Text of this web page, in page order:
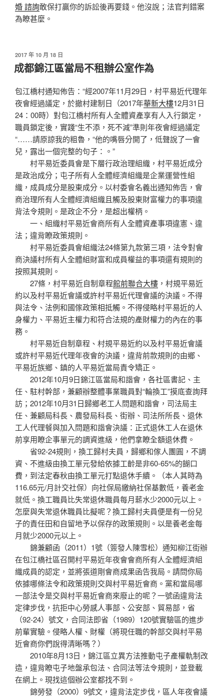
婚 諮詢敢保打贏你的訴訟後再要錢。他沒說；法官判錯案
為瞭甚麼。
發
佈
於
2017 年 10 月 18 日
成都錦江區當局不租辦公室作為
包江橋村通知佈告：“經2007年11月29日，村平易近代理年
夜會經過議定，於撤村建制日（2017年華新大樓12月31日
24：00時）對包江橋村所有人全體資產享有人入行鎖定，
職員鎖定後，實踐“生不添，死不減”準則年夜會經過議定
“……請原諒我的粗魯，“他的嘴唇分開了，低聲說了一會
兒，露出一個完整的句子：。”
村平易近委員會是下層行政治理組織，村平易近成分
是政治成分；屯子所有人全體經濟組織是企業運營性組
織，成員成分是股東成分。以村委會名義出通知佈告，會
商治理所有人全體經濟組織且觸及股東財富權力的事項違
背法令規則。是政企不分，是超出權柄。
一、組織村平易近會商所有人全體資產事項違憲、違
法；違背瞭政策規則。
村平易近委員會組織法24條第九款第三項，法令對會
商決議村所有人全體組財富和成員權益的事項還有規則的
按照其規則。
27條，村平易近自制章程館前聯合大樓 ，村規平易近
約以及村平易近會議或許村平易近代理會議的決議。不得
與法令、法例和國傢政策相抵觸。不得侵略村平易近的人
身權力、平易近主權力和符合法規的產財權力的內在的事
務。
村平易近自制章程、村規平易近約以及村平易近會議
或許村平易近代理年夜會的決議，違背前款規則的由鄉、
平易近族鄉、鎮的人平易近當局責令矯正。
2012年10月9日錦江區當局和諧會，各社區書記、主
任、駐村幹部，兼顧辦整體事業職員對“輪換工”摸底查詢拜
訪；2012年10月31日歸鄉老工人問題和諧會，司法局主
任、兼顧局科長、農發局科長、街辦、司法所所長、退休
工人代理餐與加入問題和諧會決議：正式退休工人在退休
前享用瞭企事單元的調資進級，他們拿瞭全額退休費。
省92-24規則，換工歸村夫員，歸鄉和傢人團圓，不調
資、不進級由換工單元發給依據工齡是非60-65%的餬口
費，到法定春秋由換工單元打點退休手續。（本人其時為
116.65元/月計交社保）向社保局繳納社保基數低，養老金
就低。換工職員比失常退休職員每月薪水少2000元以上。
怎麼與失常退休職員比擬呢？換工歸村夫員便是有一份兒
子的責任田和自留地予以保存的政策規則。以是養老金每
月就少2000元以上。
錦兼顧函（2011）1號（簽發人陳雪松）通知柳江街辦
在包江橋社區召開村平易近年夜會會商所有人全體經濟組
織成員的認定，並將張道剛會商成果函告我局。請問你局
依據哪條法令和政策規則交與村平易近會商。黨和當局哪
一部法令是交與村平易近會商來廢止的呢？一號函違背法
定律步伐，抗拒中心勞感人事部、公安部、貿易部，省
（92-24）號文，合同法即省（1989）120號實驗區的進步
前輩實驗。侵略人權、財權（將現任職的幹部交與村平易
近會商你們說得清晰嗎？）
2010年8月13日，錦江區立異方法推動屯子產權軌制改
造，違背瞭屯子地盤承包法、合同法等法令規則，並登載
在網上。現找這個辦公室都找不到。
錦勞發（2000）9號文，違背法定步伐，區人年夜會議